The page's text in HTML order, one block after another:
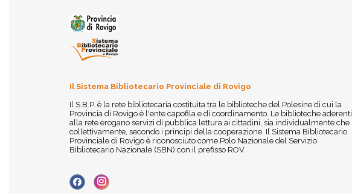
Il Sistema Bibliotecario Provinciale di Rovigo
Il S.B.P. è la rete bibliotecaria costituita tra le biblioteche del Polesine di cui la
Provincia di Rovigo è l'ente capofila e di coordinamento. Le biblioteche aderenti
alla rete erogano servizi di pubblica lettura ai cittadini, sia individualmente che
collettivamente, secondo i principi della cooperazione. Il Sistema Bibliotecario
Provinciale di Rovigo è riconosciuto come Polo Nazionale del Servizio
Bibliotecario Nazionale (SBN) con il prefisso ROV.